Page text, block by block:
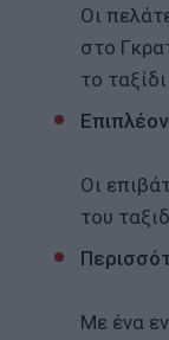
Οι
στο
το
Οι
του
Με ένα